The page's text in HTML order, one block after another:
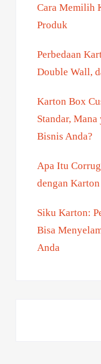
Cara Memilih
Produk
Perbedaan
Double Wall,
Karton Box
Standar,
Bisnis Anda?
Apa Itu
dengan
Siku Karton:
Bisa
Anda